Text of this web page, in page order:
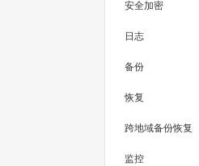
安全加密
日志
备份
恢复
跨地域备份恢复
监控